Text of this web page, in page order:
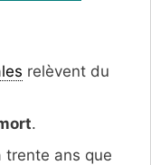
relèvent du
.
trente ans que